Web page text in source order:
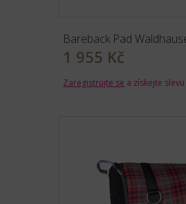
Bareback Pad
1 955 Kč
Zaregistrujte se a získejte slevu